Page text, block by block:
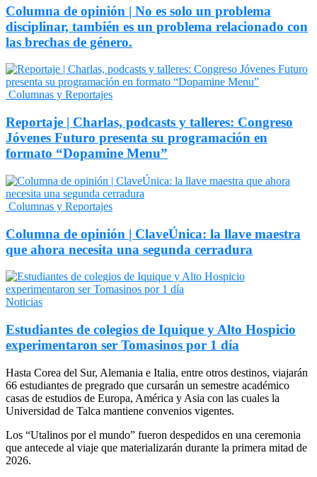
Columna de opinión | No es solo un problema
disciplinar, también es un problema relacionado con
las brechas de género.
Columnas y Reportajes
Reportaje | Charlas, podcasts y talleres: Congreso
Jóvenes Futuro presenta su programación en
formato “Dopamine Menu”
Columnas y Reportajes
Columna de opinión | ClaveÚnica: la llave maestra
que ahora necesita una segunda cerradura
Noticias
Estudiantes de colegios de Iquique y Alto Hospicio
experimentaron ser Tomasinos por 1 día
Hasta Corea del Sur, Alemania e Italia, entre otros destinos, viajarán
66 estudiantes de pregrado que cursarán un semestre académico
casas de estudios de Europa, América y Asia con las cuales la
Universidad de Talca mantiene convenios vigentes.
Los “Utalinos por el mundo” fueron despedidos en una ceremonia
que antecede al viaje que materializarán durante la primera mitad de
2026.